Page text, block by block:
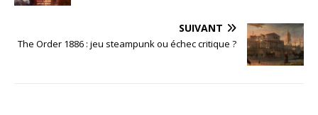
SUIVANT
The Order 1886 : jeu steampunk ou échec critique ?